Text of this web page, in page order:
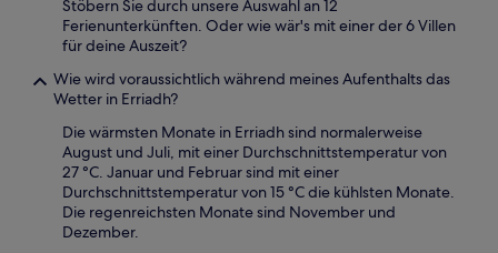
Stöbern Sie durch unsere Auswahl an 12
Ferienunterkünften. Oder wie wär's mit einer der 6 Villen
für deine Auszeit?
Wie wird voraussichtlich während meines Aufenthalts das
Wetter in Erriadh?
Die wärmsten Monate in Erriadh sind normalerweise
August und Juli, mit einer Durchschnittstemperatur von
27 °C. Januar und Februar sind mit einer
Durchschnittstemperatur von 15 °C die kühlsten Monate.
Die regenreichsten Monate sind November und
Dezember.